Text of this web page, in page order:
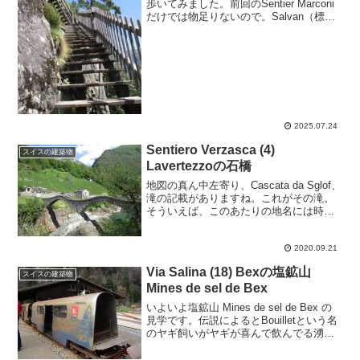
歩いてみました。前回のSentier Marconi
だけでは物足りないので。Salvan（標高
2025.07.24
スイスの建築物
Sentiero Verzasca (4)
Lavertezzoの石橋
地図の真ん中左寄り、Cascata da Sglof、
滝の記載がありますね。これがその滝。
そういえば、このあたりの地名には時々
リア語らしくない綴りがありますね。イ
2020.09.21
スイスの建築物
Via Salina (18) Bexの塩鉱山
Mines de sel de Bex
いよいよ塩鉱山 Mines de sel de Bex の
見学です。伝説によるとBouilletという名
のヤギ飼いがヤギが喜んで飲んでる湧水